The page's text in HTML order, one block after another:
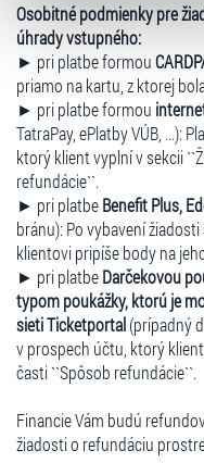
zpracování upravíte
volbu můžete kdykoliv
„Cookies a jejich
Osobitné podmienky pre
úhrady vstupného:
► pri platbe formou
priamo na kartu, z ktorej
► pri platbe formou
TatraPay, ePlatby VÚB, ...):
ktorý klient vyplní v sekcii
refundácie``.
► pri platbeBenefit Plus,
bránu): Po vybavení
klientovi pripíše body na
► pri platbeDarčekovou
typom poukážky, ktorú je
sieti Ticketportal(prípadný
v prospech účtu, ktorý
časti ``Spôsob refundácie``.
Financie Vám budú
žiadosti o refundáciu